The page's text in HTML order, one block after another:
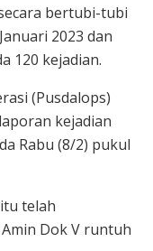
bertubi-tubi
2023 dan
120 kejadian.
(Pusdalops)
kejadian
Rabu (8/2) pukul
telah
Dok V runtuh